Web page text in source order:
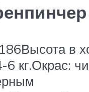
в
кг.Окрас: